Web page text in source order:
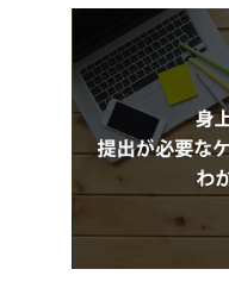
2-3. 扶養家族が増え
2-4. 家族構成や緊急
3. 身上異動届に記載す
3-1. 基本情報
3-2. 変更前・変更後
3-3. 異動・変更の発
3-4. 添付書類の有無